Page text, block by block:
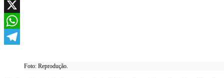
Facebook
X
WhatsApp
Foto: Reprodução.